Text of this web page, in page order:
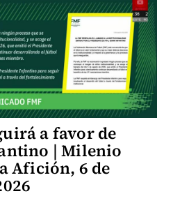
a favor de
| Milenio
Afición, 6 de